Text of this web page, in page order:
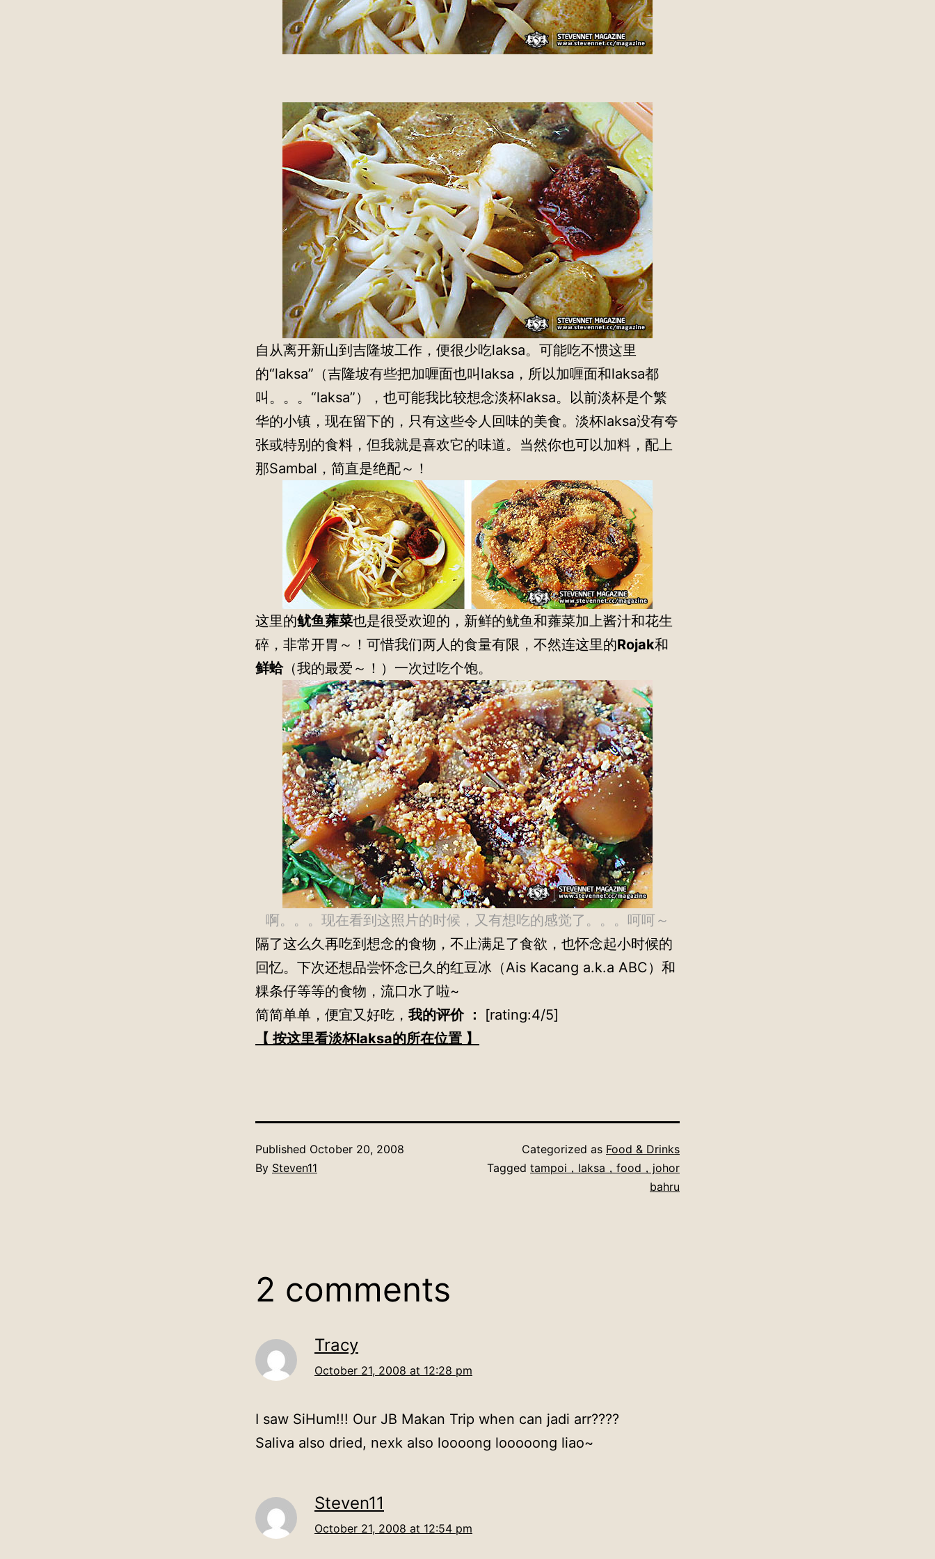
自从离开新山到吉隆坡工作，便很少吃laksa。可能吃不惯这里
的“laksa”（吉隆坡有些把加喱面也叫laksa，所以加喱面和laksa都
叫。。。“laksa”），也可能我比较想念淡杯laksa。以前淡杯是个繁
华的小镇，现在留下的，只有这些令人回味的美食。淡杯laksa没有夸
张或特别的食料，但我就是喜欢它的味道。当然你也可以加料，配上
那Sambal，简直是绝配～！
这里的鱿鱼蕹菜也是很受欢迎的，新鲜的鱿鱼和蕹菜加上酱汁和花生
碎，非常开胃～！可惜我们两人的食量有限，不然连这里的Rojak和
鲜蛤（我的最爱～！）一次过吃个饱。
啊。。。现在看到这照片的时候，又有想吃的感觉了。。。呵呵～
隔了这么久再吃到想念的食物，不止满足了食欲，也怀念起小时候的
回忆。下次还想品尝怀念已久的红豆冰（Ais Kacang a.k.a ABC）和
粿条仔等等的食物，流口水了啦~
简简单单，便宜又好吃， 我的评价 ： [rating:4/5]
【 按这里看淡杯laksa的所在位置 】
Published October 20, 2008
By Steven11
Categorized as Food & Drinks
Tagged tampoi，laksa，food，johor
bahru
2 comments
Tracy
October 21, 2008 at 12:28 pm
I saw SiHum!!! Our JB Makan Trip when can jadi arr????
Saliva also dried, nexk also loooong looooong liao~
Steven11
October 21, 2008 at 12:54 pm